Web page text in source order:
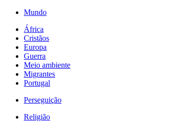
Mundo
África
Cristãos
Europa
Guerra
Meio ambiente
Migrantes
Portugal
Perseguição
Religião